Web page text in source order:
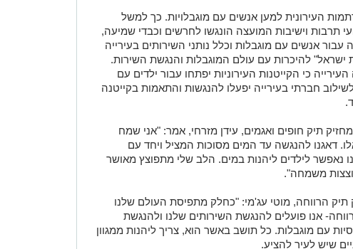
העירונית למען אנשים עם מוגבלויות. כך למשל
תרבות וישיבות המועצה הונגשו לחרשים וכבדי שמיעה,
אנשים עם מוגבלות וכלל נותני השירותים בעירייה
ישראל" להיכרות עם עולם המוגבלות והנגשת השירות.
כי הקייטנות העירוניות יפתחו עבור ילדים עם
חברתי בעירייה יפעלו להנגשות והתאמות בקייטנה
תיק חופים ואגמים, עידן מזרחי, אמר: "אני שמח
דאגנו להנגשה עד המים מסוכות המציל ויחד עם
נאפשר לילדים ליהנות במים. הלב שלי מתפוצץ מאושר
משמחה".
תיק הרווחה, מוטי עג'מי: "כחלק מתפיסת העולם שלנו
אנו פועלים להנגשת השירותים שלנו ולהנגשת
עם מוגבלות. כל תושב באשר הוא, צריך ליהנות ממגוון
שיש לעיר להציע.